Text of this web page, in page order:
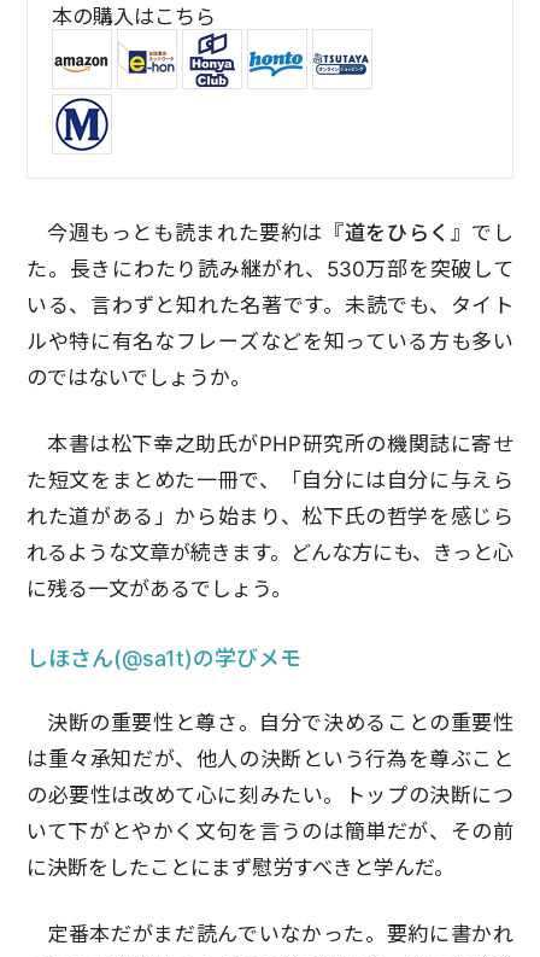
本の購入はこちら
今週もっとも読まれた要約は『道をひらく 』でし
た。長きにわたり読み継がれ、530万部を突破して
いる、言わずと知れた名著です。未読でも、タイト
ルや特に有名なフレーズなどを知っている方も多い
のではないでしょうか。
本書は松下幸之助氏がPHP研究所の機関誌に寄せ
た短文をまとめた一冊で、「自分には自分に与えら
れた道がある」から始まり、松下氏の哲学を感じら
れるような文章が続きます。どんな方にも、きっと心
に残る一文があるでしょう。
しほさん(@sa1t)の学びメモ
決断の重要性と尊さ。自分で決めることの重要性
は重々承知だが、他人の決断という行為を尊ぶこと
の必要性は改めて心に刻みたい。トップの決断につ
いて下がとやかく文句を言うのは簡単だが、その前
に決断をしたことにまず慰労すべきと学んだ。
定番本だがまだ読んでいなかった。要約に書かれ